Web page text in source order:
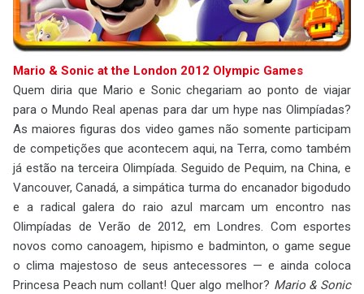
Mario & Sonic at the London 2012 Olympic Games
Quem diria que Mario e Sonic chegariam ao ponto de viajar
para o Mundo Real apenas para dar um hype nas Olimpíadas?
As maiores figuras dos video games não somente participam
de competições que acontecem aqui, na Terra, como também
já estão na terceira Olimpíada. Seguido de Pequim, na China, e
Vancouver, Canadá, a simpática turma do encanador bigodudo
e a radical galera do raio azul marcam um encontro nas
Olimpíadas de Verão de 2012, em Londres. Com esportes
novos como canoagem, hipismo e badminton, o game segue
o clima majestoso de seus antecessores — e ainda coloca
Princesa Peach num collant! Quer algo melhor? Mario & Sonic